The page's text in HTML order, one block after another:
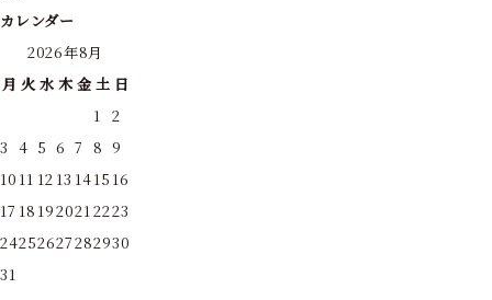
カレンダー
2026年8月
月 火水 木金 土 日
1 2
3 4 5 6 7 8 9
10 11 12 13 1415 16
17 18 1920212223
24252627282930
31